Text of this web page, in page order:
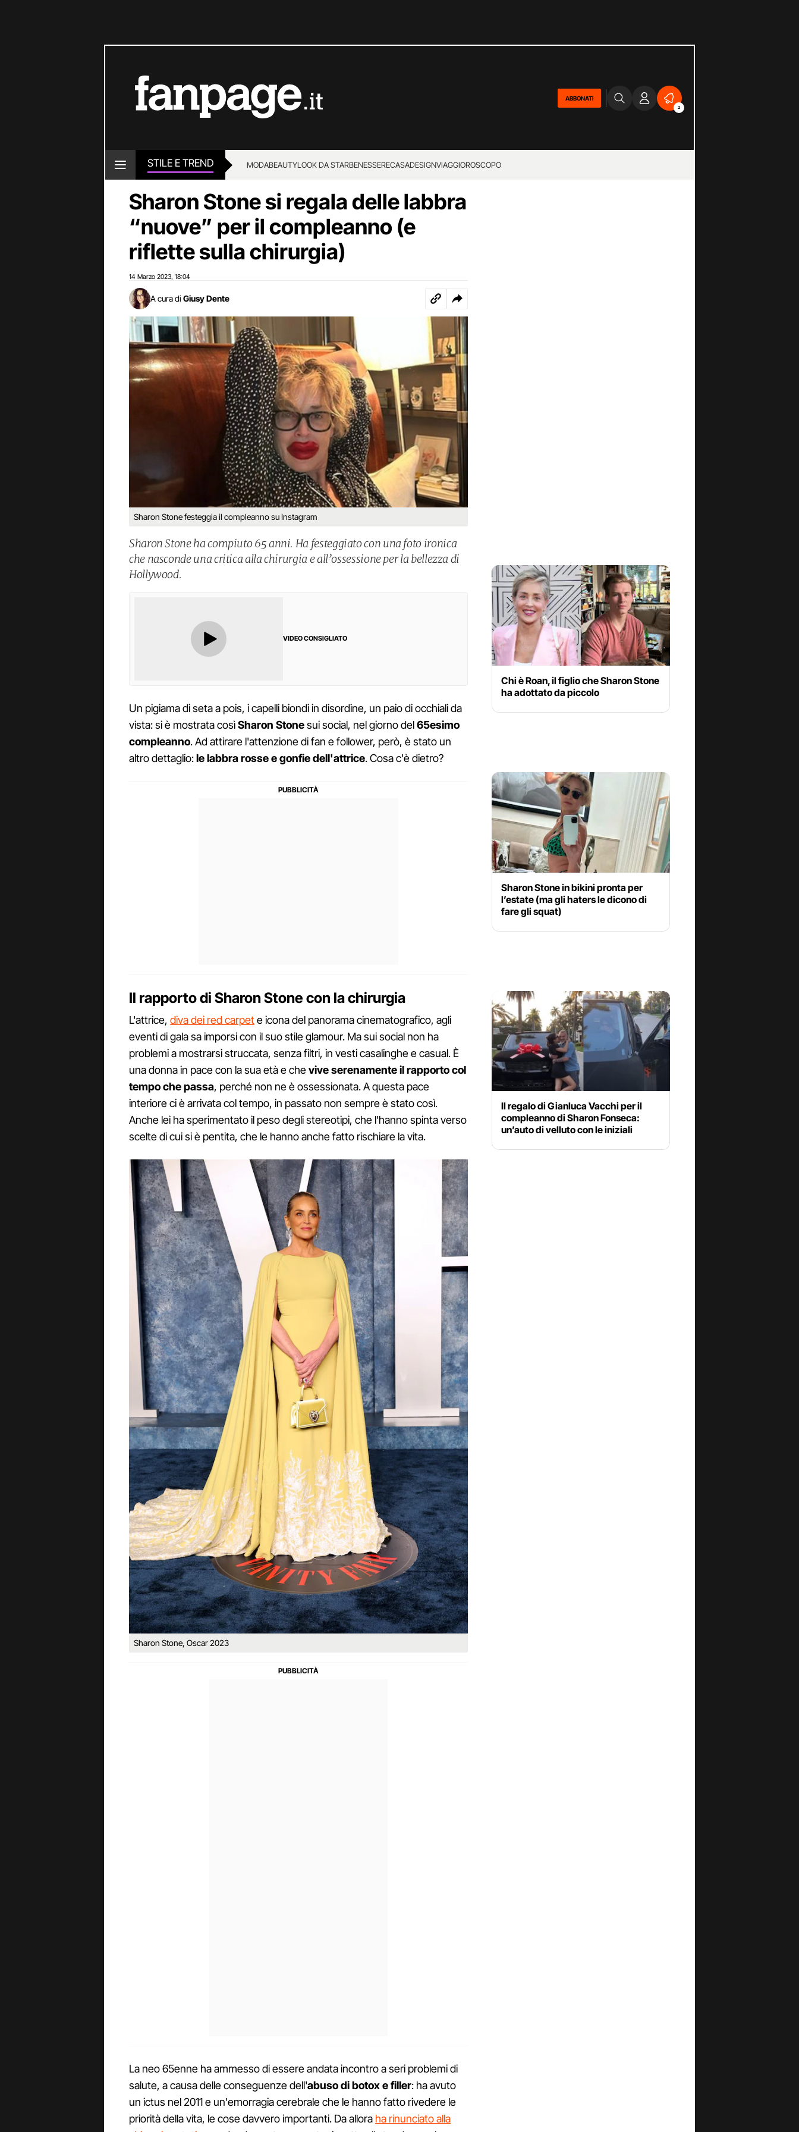
ABBONATI
2
STILE E TREND MODABEAUTYLOOK DA STARBENESSERECASADESIGNVIAGGIOROSCOPO
Sharon Stone si regala delle labbra
“nuove” per il compleanno (e
riflette sulla chirurgia)
14 Marzo 2023 18:04
A cura di Giusy Dente
Sharon Stone festeggia il compleanno su Instagram
Sharon Stone ha compiuto 65 anni. Ha festeggiato con una foto ironica
che nasconde una critica alla chirurgia e all’ossessione per la bellezza di
Hollywood.
VIDEO CONSIGLIATO
Un pigiama di seta a pois, i capelli biondi in disordine, un paio di occhiali da
vista: si è mostrata cosìSharon Stonesui social, nel giorno del65esimo
compleanno. Ad attirare l'attenzione di fan e follower, però, è stato un
altro dettaglio:le labbra rosse e gonfie dell'attrice. Cosa c'è dietro?
Il rapporto di Sharon Stone con la chirurgia
L'attrice, diva dei red carpete icona del panorama cinematografico, agli
eventi di gala sa imporsi con il suo stile glamour. Ma sui social non ha
problemi a mostrarsi struccata, senza filtri, in vesti casalinghe e casual. È
una donna in pace con la sua età e chevive serenamente il rapporto col
tempo che passa, perché non ne è ossessionata. A questa pace
interiore ci è arrivata col tempo, in passato non sempre è stato così.
Anche lei ha sperimentato il peso degli stereotipi, che l'hanno spinta verso
scelte di cui si è pentita, che le hanno anche fatto rischiare la vita.
Sharon Stone, Oscar 2023
La neo 65enne ha ammesso di essere andata incontro a seri problemi di
salute, a causa delle conseguenze dell'abuso di botox e filler: ha avuto
un ictus nel 2011 e un'emorragia cerebrale che le hanno fatto rivedere le
priorità della vita, le cose davvero importanti. Da allora ha rinunciato alla
Chi è Roan, il figlio che Sharon Stone
ha adottato da piccolo
Sharon Stone in bikini pronta per
l’estate (ma gli haters le dicono di
fare gli squat)
Il regalo di Gianluca Vacchi per il
compleanno di Sharon Fonseca:
un’auto di velluto con le iniziali